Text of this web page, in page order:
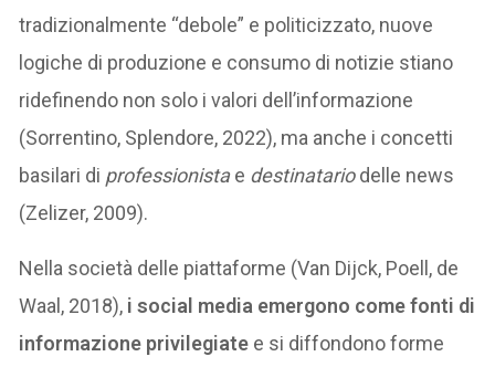
tradizionalmente “debole” e politicizzato, nuove
logiche di produzione e consumo di notizie stiano
ridefinendo non solo i valori dell’informazione
(Sorrentino, Splendore, 2022), ma anche i concetti
basilari di professionistae destinatariodelle news
(Zelizer, 2009).
Nella società delle piattaforme (Van Dijck, Poell, de
Waal, 2018), i social media emergono come fonti di
informazione privilegiate e si diffondono forme